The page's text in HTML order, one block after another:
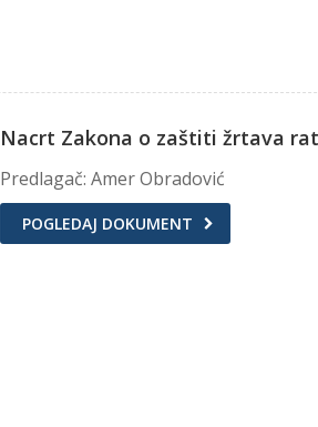
Nacrt Zakona o zaštiti žrtava
Predlagač: Amer Obradović
POGLEDAJ DOKUMENT